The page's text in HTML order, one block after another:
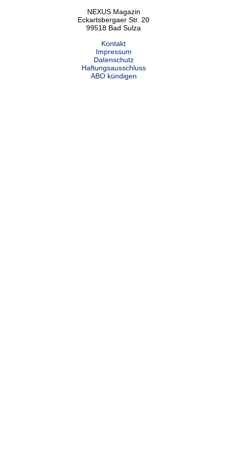
NEXUS Magazin
Eckartsbergaer Str. 20
99518 Bad Sulza
Kontakt
Impressum
Datenschutz
Haftungsausschluss
ABO kündigen